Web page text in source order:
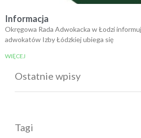
Informacja
Okręgowa Rada Adwokacka w Łodzi
adwokatów Izby Łódzkiej ubiega się
WIĘCEJ
Ostatnie wpisy
Tagi